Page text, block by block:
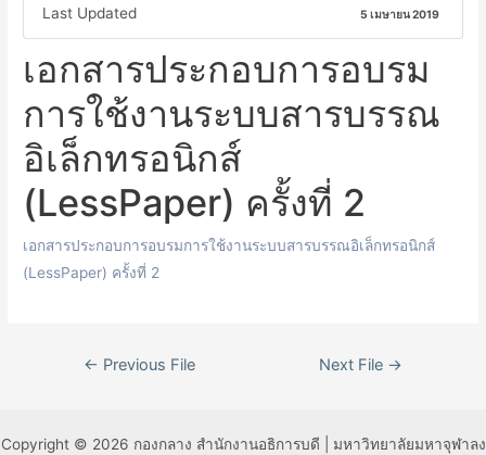
Last Updated 5 เมษายน 2019
เอกสารประกอบการอบรม
การใช้งานระบบสารบรรณ
อิเล็กทรอนิกส์
(LessPaper) ครั้งที่ 2
เอกสารประกอบการอบรมการใช้งานระบบสารบรรณอิเล็กทรอนิกส์
(LessPaper) ครั้งที่ 2
← Previous File Next File →
Copyright © 2026 กองกลาง สำนักงานอธิการบดี | มหาวิทยาลัยมหาจุฬาลง